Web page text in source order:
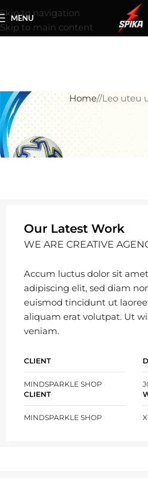
Skip to navigation
Skip to main content
MENU
Home Leo uteu
Our Latest Work
WE ARE CREATIVE
Accum luctus dolor sit
adipiscing elit, sed diam
euismod tincidunt ut
aliquam erat volutpat. Ut
veniam.
CLIENT
MINDSPARKLE SHOP
CLIENT
MINDSPARKLE SHOP